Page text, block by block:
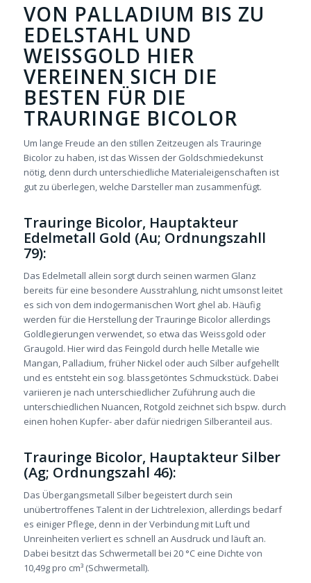
VON PALLADIUM BIS ZU
EDELSTAHL UND
WEISSGOLD HIER
VEREINEN SICH DIE
BESTEN FÜR DIE
TRAURINGE BICOLOR
Um lange Freude an den stillen Zeitzeugen als Trauringe
Bicolor zu haben, ist das Wissen der Goldschmiedekunst
nötig, denn durch unterschiedliche Materialeigenschaften ist
gut zu überlegen, welche Darsteller man zusammenfügt.
Trauringe Bicolor, Hauptakteur
Edelmetall Gold (Au; Ordnungszahll
79):
Das Edelmetall allein sorgt durch seinen warmen Glanz
bereits für eine besondere Ausstrahlung, nicht umsonst leitet
es sich von dem indogermanischen Wort ghel ab. Häufig
werden für die Herstellung der Trauringe Bicolor allerdings
Goldlegierungen verwendet, so etwa das Weissgold oder
Graugold. Hier wird das Feingold durch helle Metalle wie
Mangan, Palladium, früher Nickel oder auch Silber aufgehellt
und es entsteht ein sog. blassgetöntes Schmuckstück. Dabei
variieren je nach unterschiedlicher Zuführung auch die
unterschiedlichen Nuancen, Rotgold zeichnet sich bspw. durch
einen hohen Kupfer- aber dafür niedrigen Silberanteil aus.
Trauringe Bicolor, Hauptakteur Silber
(Ag; Ordnungszahl 46):
Das Übergangsmetall Silber begeistert durch sein
unübertroffenes Talent in der Lichtrelexion, allerdings bedarf
es einiger Pflege, denn in der Verbindung mit Luft und
Unreinheiten verliert es schnell an Ausdruck und läuft an.
Dabei besitzt das Schwermetall bei 20 °C eine Dichte von
10,49g pro cm³ (Schwermetall).